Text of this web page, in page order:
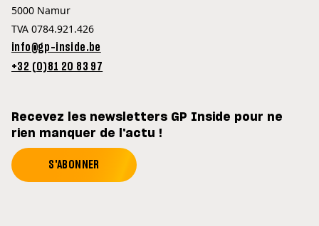
5000 Namur
TVA 0784.921.426
info@gp-inside.be
+32 (0)81 20 83 97
Recevez les newsletters GP Inside pour ne
rien manquer de l'actu !
S'ABONNER